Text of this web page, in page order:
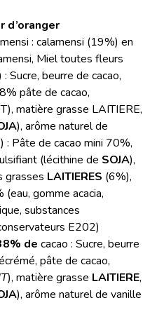
d’oranger
: calamensi (19%) en
Miel toutes fleurs
Sucre, beurre de cacao,
pâte de cacao,
matière grasse LAITIERE,
), arôme naturel de
: Pâte de cacao mini 70%,
(lécithine de SOJA),
grasses LAITIERES (6%),
(eau, gomme acacia,
substances
E202)
de cacao : Sucre, beurre
pâte de cacao,
), matière grasse LAITIERE,
), arôme naturel de vanille